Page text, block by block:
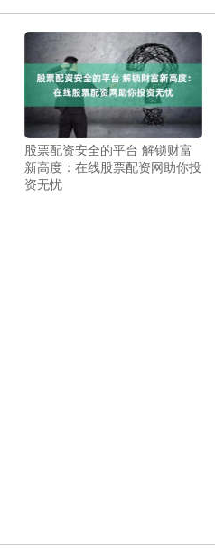
股票配资安全的平台 解锁财富
新高度：在线股票配资网助你投
资无忧